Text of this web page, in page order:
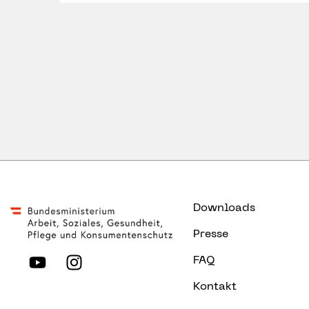
Downloads
Presse
FAQ
Kontakt